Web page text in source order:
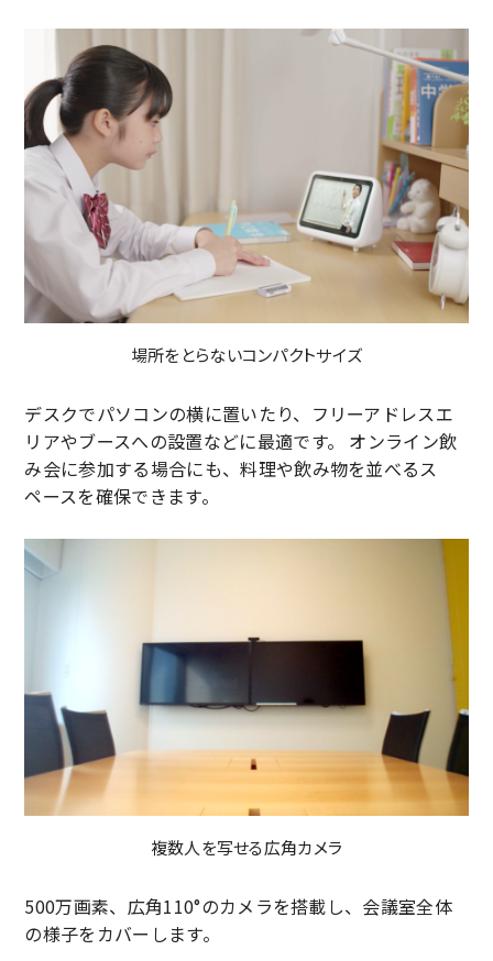
場所をとらないコンパクトサイズ
デスクでパソコンの横に置いたり、フリーアドレスエ
リアやブースへの設置などに最適です。 オンライン飲
み会に参加する場合にも、料理や飲み物を並べるス
ペースを確保できます。
複数人を写せる広角カメラ
500万画素、広角110°のカメラを搭載し、会議室全体
の様子をカバーします。